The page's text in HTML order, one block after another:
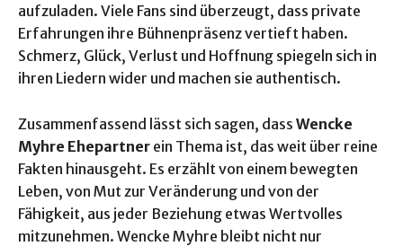
aufzuladen. Viele Fans sind überzeugt, dass private
Erfahrungen ihre Bühnenpräsenz vertieft haben.
Schmerz, Glück, Verlust und Hoffnung spiegeln sich in
ihren Liedern wider und machen sie authentisch.
Zusammenfassend lässt sich sagen, dass Wencke
Myhre Ehepartner ein Thema ist, das weit über reine
Fakten hinausgeht. Es erzählt von einem bewegten
Leben, von Mut zur Veränderung und von der
Fähigkeit, aus jeder Beziehung etwas Wertvolles
mitzunehmen. Wencke Myhre bleibt nicht nur